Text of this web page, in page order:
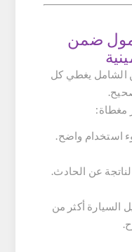
ضمن
الشامل يغطي كل
مغطاة:
استخدام واضح.
عن الحادث.
السيارة أكثر من